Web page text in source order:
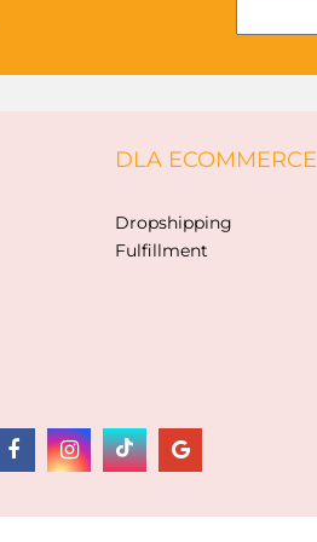
AKSJOMAT
DLA ECOMMERCE
Dropshipping
Fulfillment